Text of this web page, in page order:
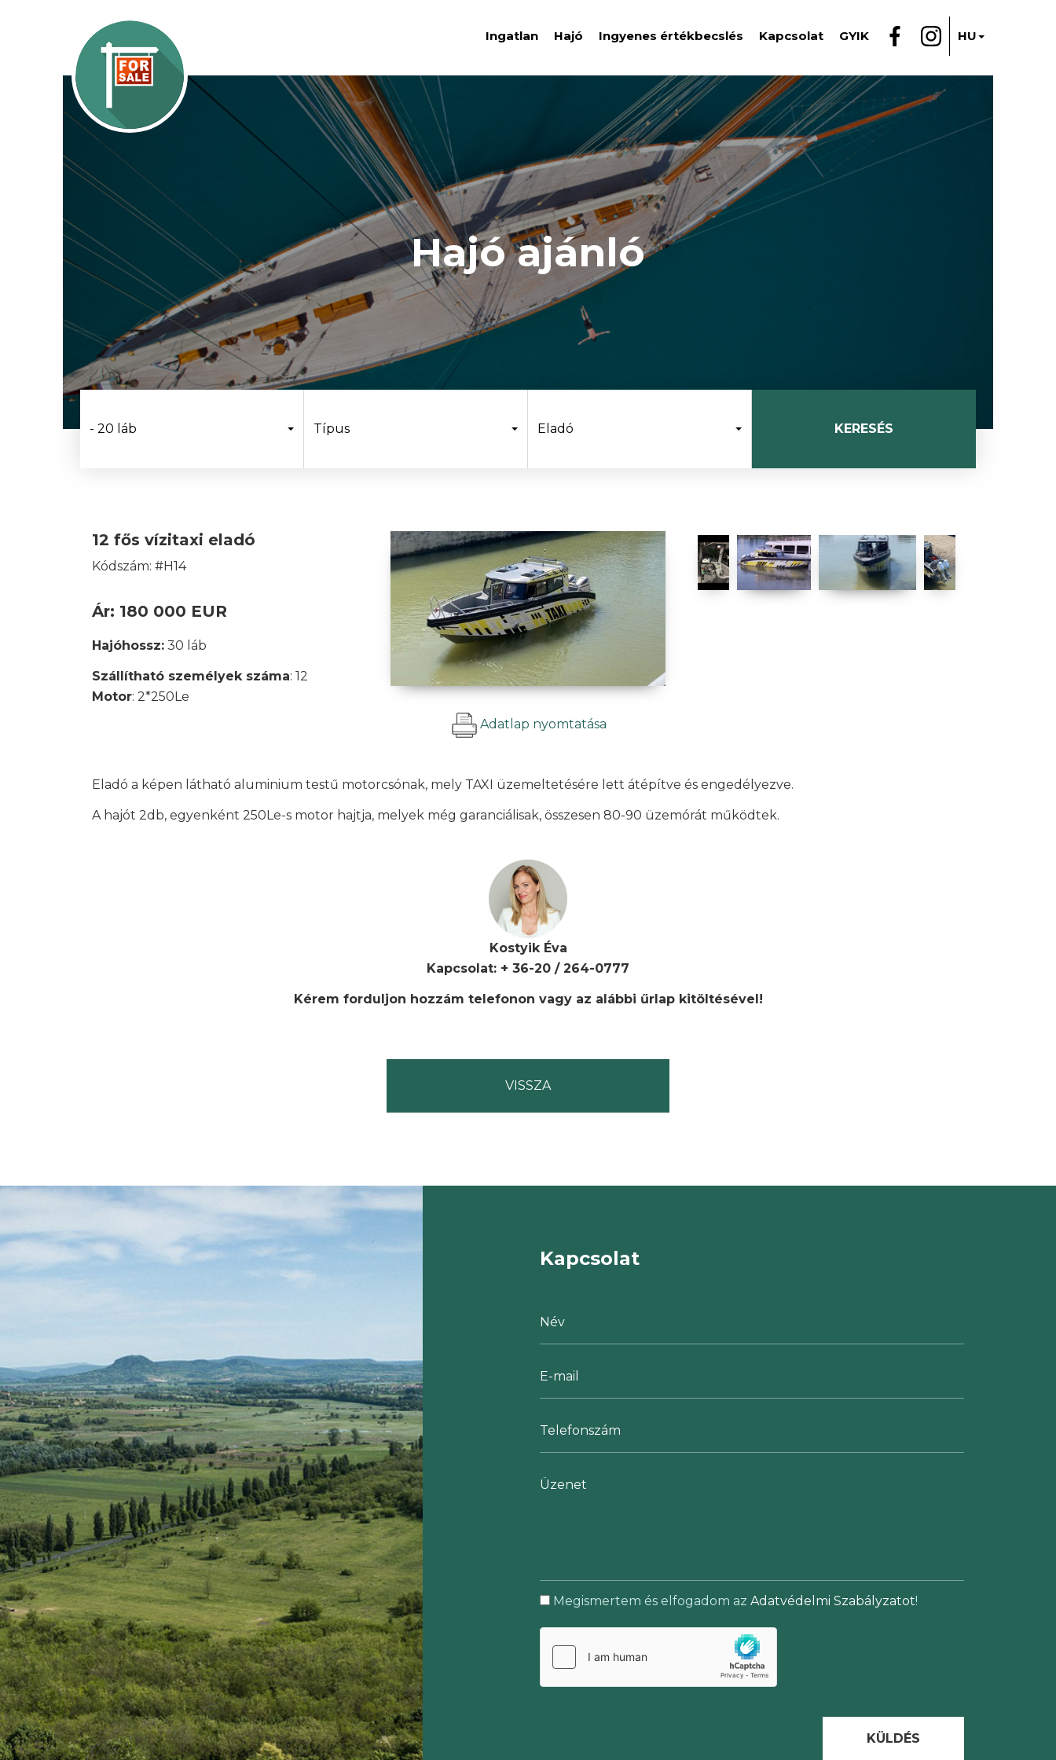
Ingatlan Hajó Ingyenes értékbecslés Kapcsolat GYIK HU
Hajó ajánló
- 20 láb Típus Eladó KERESÉS
12 fős vízitaxi eladó
Kódszám: #H14
Ár: 180 000 EUR
Hajóhossz: 30 láb
Szállítható személyek száma: 12
Motor: 2*250Le
Adatlap nyomtatása
Eladó a képen látható aluminium testű motorcsónak, mely TAXI üzemeltetésére lett átépítve és engedélyezve.
A hajót 2db, egyenként 250Le-s motor hajtja, melyek még garanciálisak, összesen 80-90 üzemórát működtek.
Kostyik Éva
Kapcsolat: + 36-20 / 264-0777
Kérem forduljon hozzám telefonon vagy az alábbi űrlap kitöltésével!
Kapcsolat
Megismertem és elfogadom az Adatvédelmi Szabályzatot!
KÜLDÉS